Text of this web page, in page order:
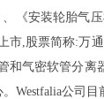
《安装轮胎气
,股票简称:万
和气密软管分
Westfalia公司